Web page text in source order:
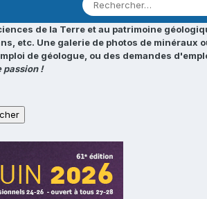
de la Terre et au patrimoine
etc. Une galerie de photos de minéraux
de géologue, ou des demandes
passion !